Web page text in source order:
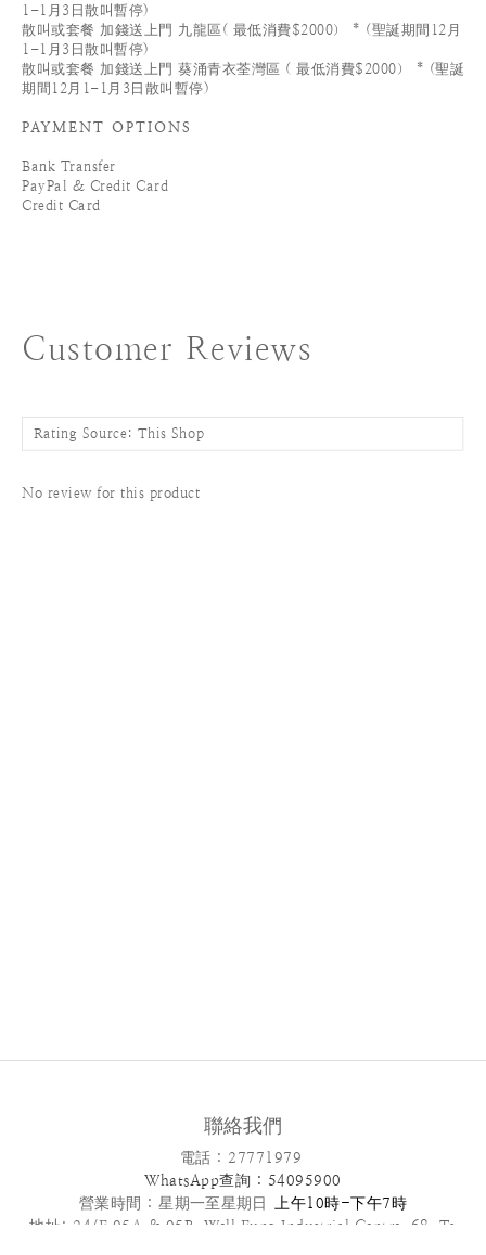
1-1月3日散叫暫停)
散叫或套餐 加錢送上門 九龍區( 最低消費$2000） * (聖誕期間12月
1-1月3日散叫暫停)
散叫或套餐 加錢送上門 葵涌青衣荃灣區 ( 最低消費$2000） * (聖誕
期間12月1-1月3日散叫暫停)
PAYMENT OPTIONS
Bank Transfer
PayPal & Credit Card
Credit Card
Customer Reviews
No review for this product
聯絡我們
電話 : 27771979
WhatsApp查詢 : 54095900
營業時間 :星期一至星期日
上午10時-下午7時
地址: 24/F,05A & 05B ,Well Fung Industrial Centre, 68 Ta